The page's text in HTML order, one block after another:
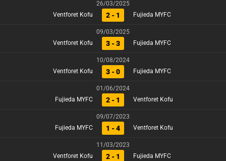
26/03/2025
Ventforet Kofu
2 - 1 Fujieda MYFC
09/03/2025
Ventforet Kofu
3 - 3 Fujieda MYFC
10/08/2024
Ventforet Kofu
3 - 0 Fujieda MYFC
01/06/2024
Fujieda MYFC
2 - 1 Ventforet Kofu
09/07/2023
Fujieda MYFC
1 - 4 Ventforet Kofu
11/03/2023
Ventforet Kofu
2 - 1 Fujieda MYFC